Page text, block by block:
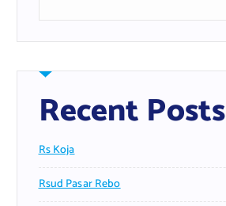
Recent Posts
Rs Koja
Rsud Pasar Rebo